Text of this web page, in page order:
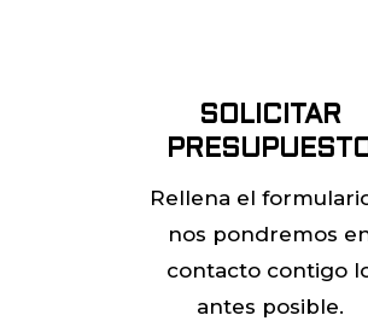
SOLICITAR
Rellena el
nos pondremos
contacto contigo
antes posible.